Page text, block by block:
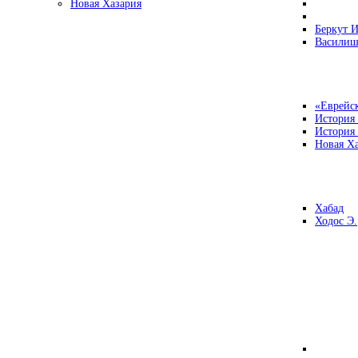
Новая Хазария
Беркут
Новая
Хабад
Ходос Э.